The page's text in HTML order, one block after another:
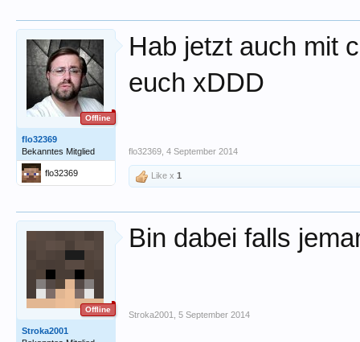
Offline
flo32369
Bekanntes Mitglied
flo32369
Hab jetzt auch mit
euch xDDD
flo32369 4 September 2014
Like x 1
Offline
Stroka2001
Bin dabei falls
Stroka2001 5 September 2014